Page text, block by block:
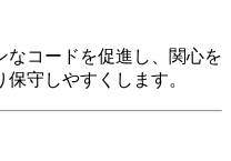
なコードを促進し、関心を
守しやすくします。